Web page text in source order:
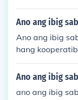
Ano ang ibig
Ano ang ibig
hang
Ano ang ibig
ano ang ibig